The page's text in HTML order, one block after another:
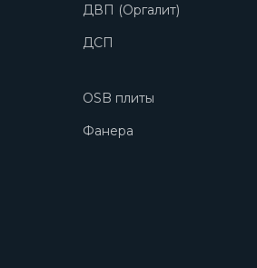
ДВП (Оргалит)
ДСП
OSB плиты
Фанера